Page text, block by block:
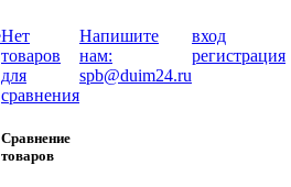
Нет
товаров
для
сравнения
Сравнение
товаров
Напишите
нам:
spb@duim24.ru
вход
регистрация